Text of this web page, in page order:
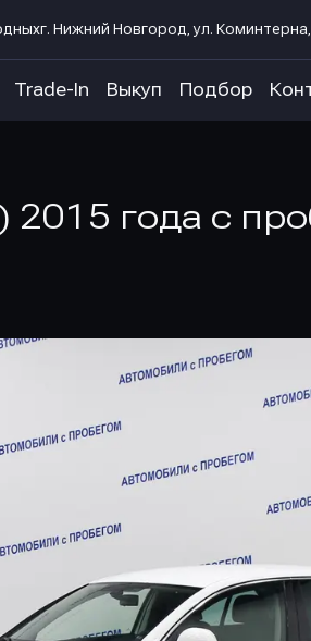
г. Нижний Новгород, ул. Коминтерна,
Trade-In Выкуп Подбор
2015 года с